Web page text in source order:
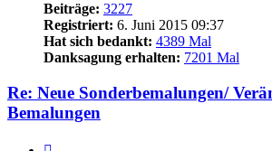
Beiträge: 3227
Registriert: 6. Juni 2015 09:37
Hat sich bedankt: 4389 Mal
Danksagung erhalten: 7201 Mal
Re: Neue Sonderbemalungen/
Bemalungen